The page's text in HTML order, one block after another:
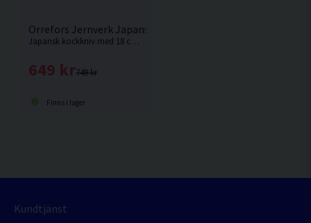
Orrefors Jernverk Japansk Kockkniv 18cm Stål
Japansk kockkniv med 18 cm blad i tyskt kvalitetsstål som ger exceptionell skärpa, lång hållbarhet och hög precision. Ergonomiskt handtag, elegant design och levereras i en exklusiv presentkartong. Graverad MaskinOnline.se & HiKOKI.
749 kr
649 kr
Finns i lager
Kundtjänst